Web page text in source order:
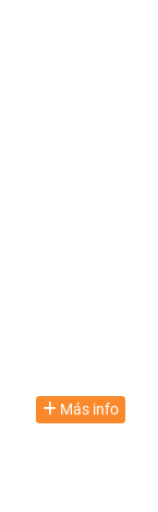
Más info